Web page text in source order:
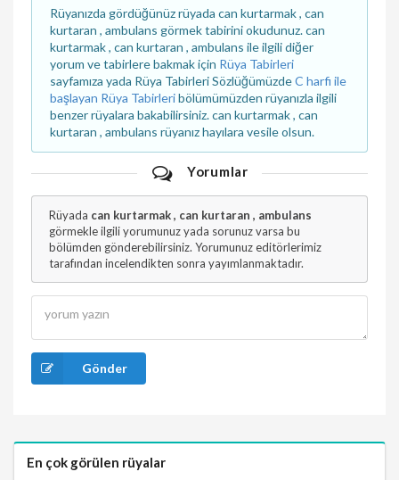
Rüyanızda gördüğünüz rüyada can kurtarmak , can
kurtaran , ambulans görmek tabirini okudunuz. can
kurtarmak , can kurtaran , ambulans ile ilgili diğer
yorum ve tabirlere bakmak için Rüya Tabirleri
sayfamıza yada Rüya Tabirleri SözlüğümüzdeC harfi ile
başlayan Rüya Tabirleribölümümüzden rüyanızla ilgili
benzer rüyalara bakabilirsiniz. can kurtarmak , can
kurtaran , ambulans rüyanız hayılara vesile olsun.
Yorumlar
Rüyada can kurtarmak , can kurtaran , ambulans
görmekle ilgili yorumunuz yada sorunuz varsa bu
bölümden gönderebilirsiniz. Yorumunuz editörlerimiz
tarafından incelendikten sonra yayımlanmaktadır.
Gönder
En çok görülen rüyalar